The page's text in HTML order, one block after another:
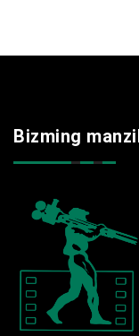
Bizming